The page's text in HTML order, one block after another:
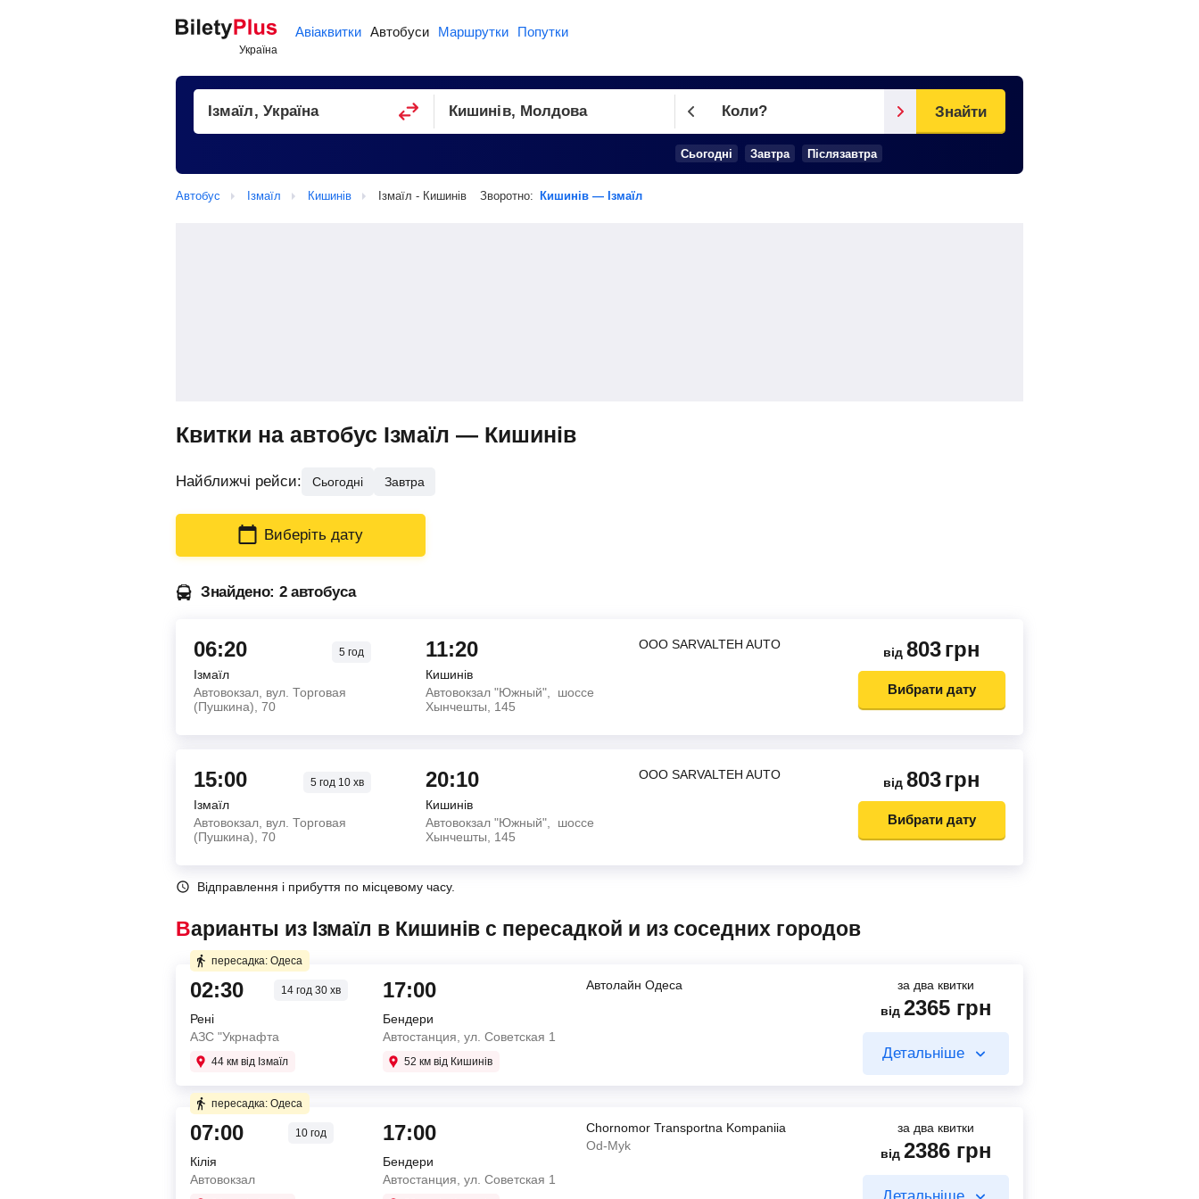
Авіаквитки Автобуси Маршрутки Попутки
Коли?
Cьогодні Завтра Післязавтра
Знайти
Автобус Ізмаїл Кишинів Ізмаїл - Кишинів Зворотно: Кишинів — Ізмаїл
Квитки на автобус Ізмаїл — Кишинів
Найближчі рейси: Сьогодні Завтра
Виберіть дату
Знайдено: 2 автобуса
06:20 5 год
Ізмаїл
Автовокзал, вул. Торговая
(Пушкина), 70
11:20
Кишинів
Автовокзал "Южный", шоссе
Хынчешты, 145
ООО SARVALTEH AUTO
від 803грн
Вибрати дату
15:00 5 год10 хв
Ізмаїл
Автовокзал, вул. Торговая
(Пушкина), 70
20:10
Кишинів
Автовокзал "Южный", шоссе
Хынчешты, 145
ООО SARVALTEH AUTO
від 803грн
Вибрати дату
Відправлення і прибуття по місцевому часу.
Варианты из Ізмаїл в Кишинів с пересадкой и из соседних городов
пересадка: Одеса
02:30 14 год 30 хв
Рені
АЗС "Укрнафта
44 км від Ізмаїл
17:00
Бендери
Автостанция, ул. Советская 1
52 км від Кишинів
Автолайн Одеса
за два квитки
від 2365 грн
Детальніше
Купуйте два квитки окремо
5 год 30 хв в дорозі
02:30
АЗС "Укрнафта
пересадка: Одеса
07:00 10 год
Кілія
Автовокзал
17:00
Бендери
Автостанция, ул. Советская 1
Chornomor Transportna Kompaniia
Od-Myk
за два квитки
від 2386 грн